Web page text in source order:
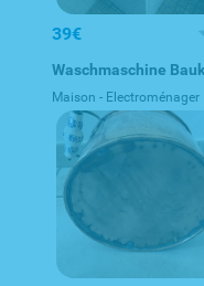
39€
Maison - Electroménager